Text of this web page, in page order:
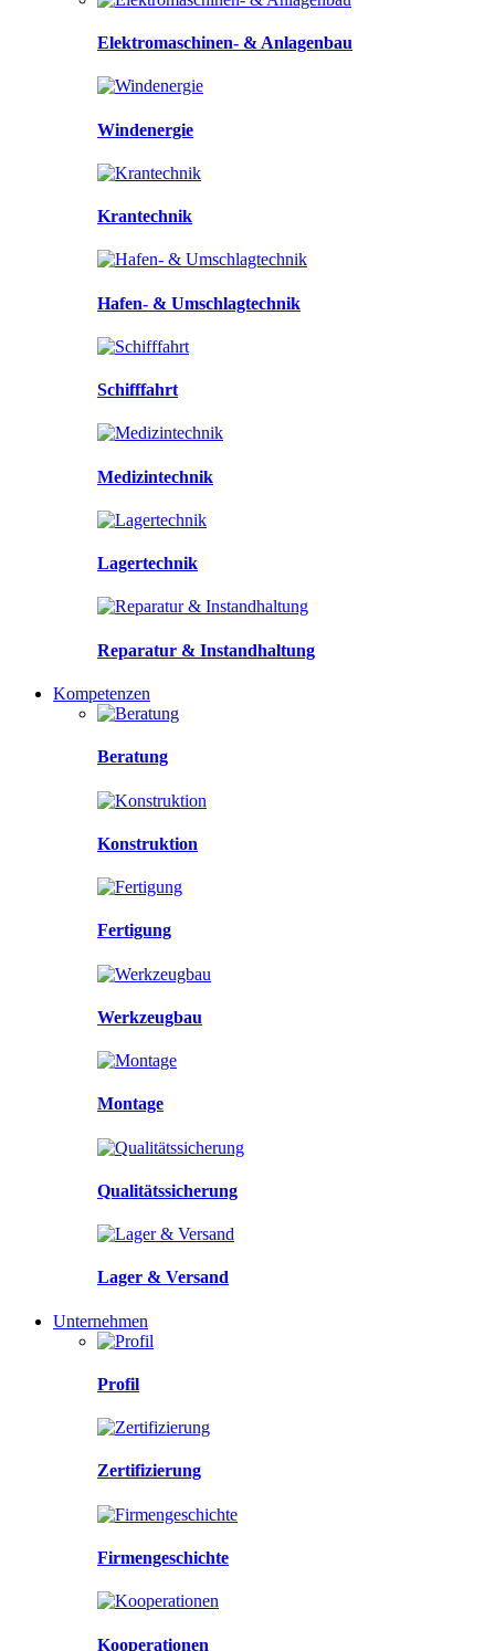
Elektromaschinen- & Anlagenbau
Windenergie
Krantechnik
Hafen- & Umschlagtechnik
Schifffahrt
Medizintechnik
Lagertechnik
Reparatur & Instandhaltung
Kompetenzen
Beratung
Konstruktion
Fertigung
Werkzeugbau
Montage
Qualitätssicherung
Lager & Versand
Unternehmen
Profil
Zertifizierung
Firmengeschichte
Kooperationen